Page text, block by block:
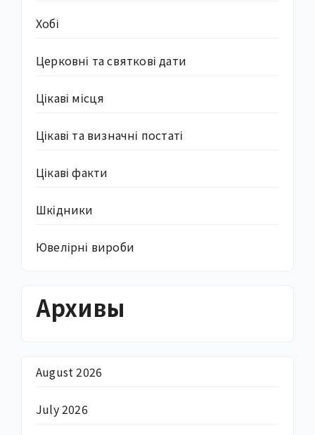
Хобі
Церковні та святкові дати
Цікаві місця
Цікаві та визначні постаті
Цікаві факти
Шкідники
Ювелірні вироби
Архивы
August 2026
July 2026